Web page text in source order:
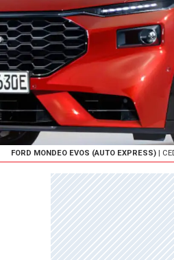
FORD MONDEO EVOS (AUTO EXPRESS) |